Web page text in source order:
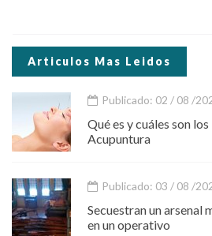
Articulos Mas Leidos
Publicado: 02 / 08 /
Qué es y cuáles son
Acupuntura
Publicado: 03 / 08 /
Secuestran un arsenal
en un operativo